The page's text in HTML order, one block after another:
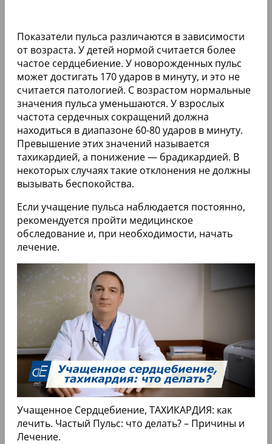
Показатели пульса различаются в зависимости
от возраста. У детей нормой считается более
частое сердцебиение. У новорожденных пульс
может достигать 170 ударов в минуту, и это не
считается патологией. С возрастом нормальные
значения пульса уменьшаются. У взрослых
частота сердечных сокращений должна
находиться в диапазоне 60-80 ударов в минуту.
Превышение этих значений называется
тахикардией, а понижение — брадикардией. В
некоторых случаях такие отклонения не должны
вызывать беспокойства.
Если учащение пульса наблюдается постоянно,
рекомендуется пройти медицинское
обследование и, при необходимости, начать
лечение.
Учащенное Сердцебиение, ТАХИКАРДИЯ: как
лечить. Частый Пульс: что делать? – Причины и
Лечение.